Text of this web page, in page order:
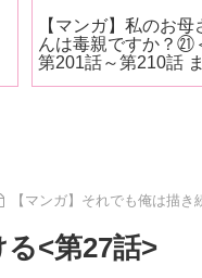
【マンガ】私のお母
んは毒親ですか？㉑
第201話～第210話
【マンガ】それでも俺は描き
<第27話>